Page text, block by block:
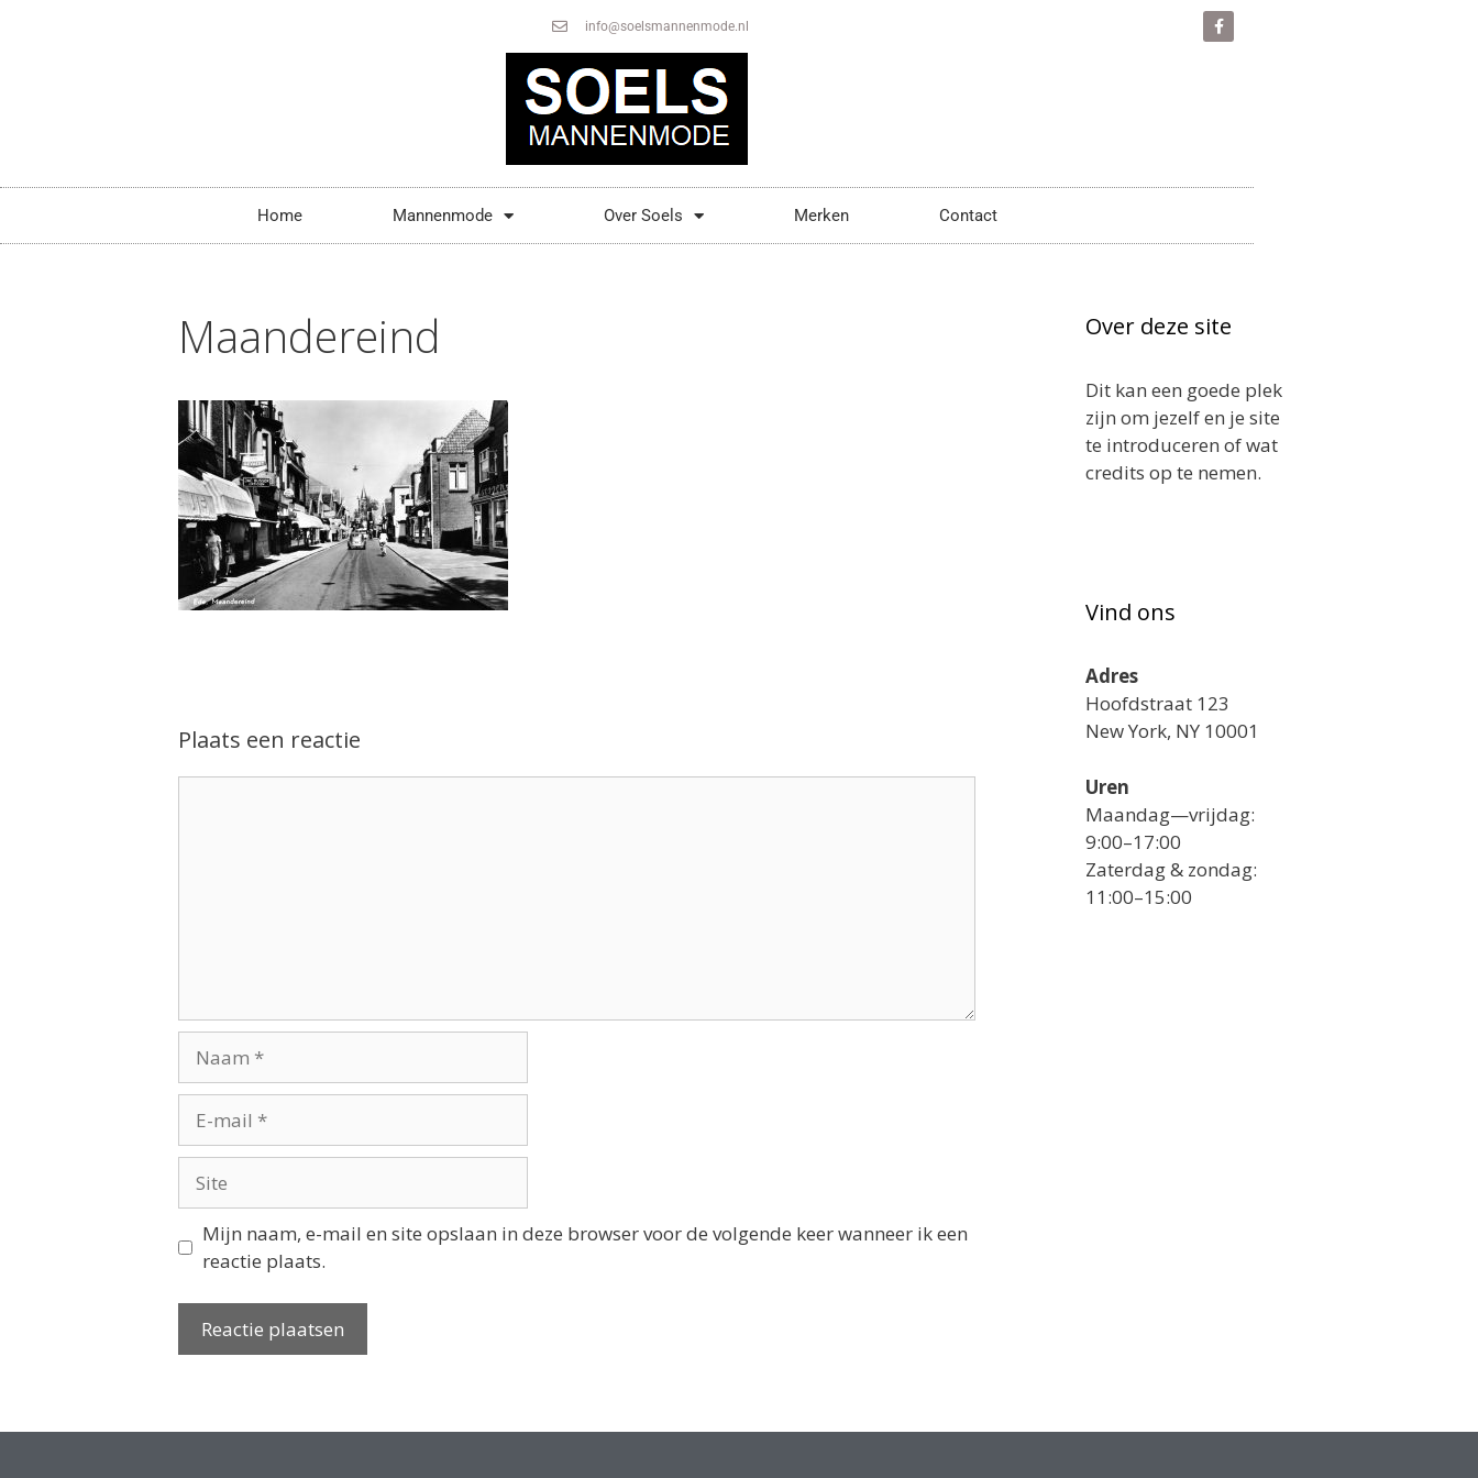
info@soelsmannenmode.nl
Home Mannenmode Over Soels Merken Contact
Maandereind
Plaats een reactie
Mijn naam, e-mail en site opslaan in deze browser voor de volgende keer wanneer ik een
reactie plaats.
Over deze site
Dit kan een goede plek
zijn om jezelf en je site
te introduceren of wat
credits op te nemen.
Vind ons
Adres
Hoofdstraat 123
New York, NY 10001
Uren
Maandag—vrijdag:
9:00–17:00
Zaterdag & zondag:
11:00–15:00